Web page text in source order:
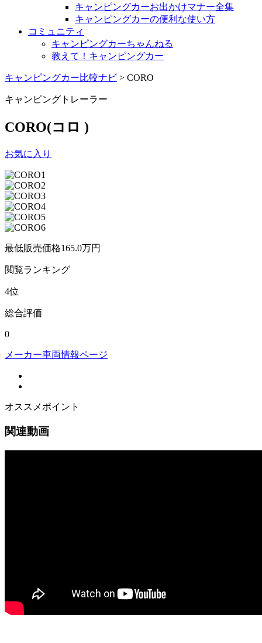
キャンピングカーお出かけマナー全集
キャンピングカーの便利な使い方
コミュニティ
キャンピングカーちゃんねる
教えて！キャンピングカー
キャンピングカー比較ナビ > CORO
キャンピングトレーラー
CORO(コロ )
お気に入り
最低販売価格165.0万円
閲覧ランキング
4位
総合評価
0
メーカー車両情報ページ
オススメポイント
関連動画